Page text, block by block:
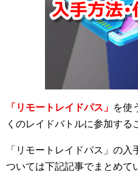
「リモートレイドパス」 を使
くのレイドバトルに参加する
「リモートレイドパス」の
ついては下記記事でまとめて